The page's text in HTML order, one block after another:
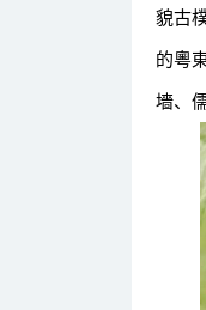
貌古
的粵
墻、